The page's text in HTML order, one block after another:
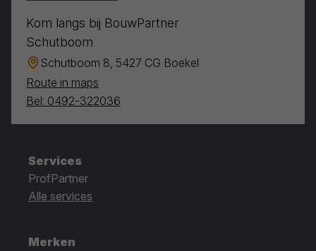
Kom langs bij BouwPartner
Schutboom
Schutboom 8, 5427 CG Boekel
Route in maps
Bel: 0492-322036
Services
ProfPartner
Alle services
Merken